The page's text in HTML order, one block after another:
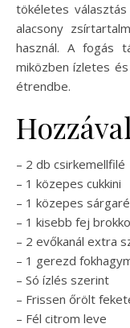
tökéletes
alacsony
használ. A fogás
miközben ízletes
étrendbe.
– 2 db csirkemellfilé
– 1 közepes cukkini
– 1 közepes
– 1 kisebb fej
– 2 evőkanál extra
– 1 gerezd
– Só ízlés szerint
– Frissen őrölt
– Fél citrom leve